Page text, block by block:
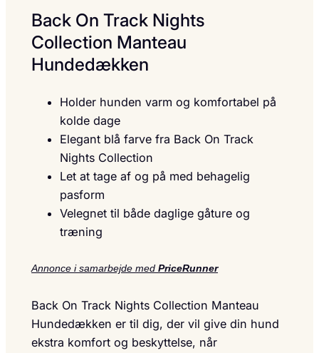
Back On Track Nights
Collection Manteau
Hundedækken
Holder hunden varm og komfortabel på
kolde dage
Elegant blå farve fra Back On Track
Nights Collection
Let at tage af og på med behagelig
pasform
Velegnet til både daglige gåture og
træning
Annonce i samarbejde med PriceRunner
Back On Track Nights Collection Manteau
Hundedækken er til dig, der vil give din hund
ekstra komfort og beskyttelse, når